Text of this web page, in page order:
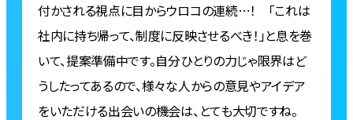
付かされる視点に目からウロコの連続…！ 「これは
社内に持ち帰って、制度に反映させるべき！」と息を巻
いて、提案準備中です。自分ひとりの力じゃ限界はど
うしたってあるので、様々な人からの意見やアイデア
をいただける出会いの機会は、とても大切ですね。